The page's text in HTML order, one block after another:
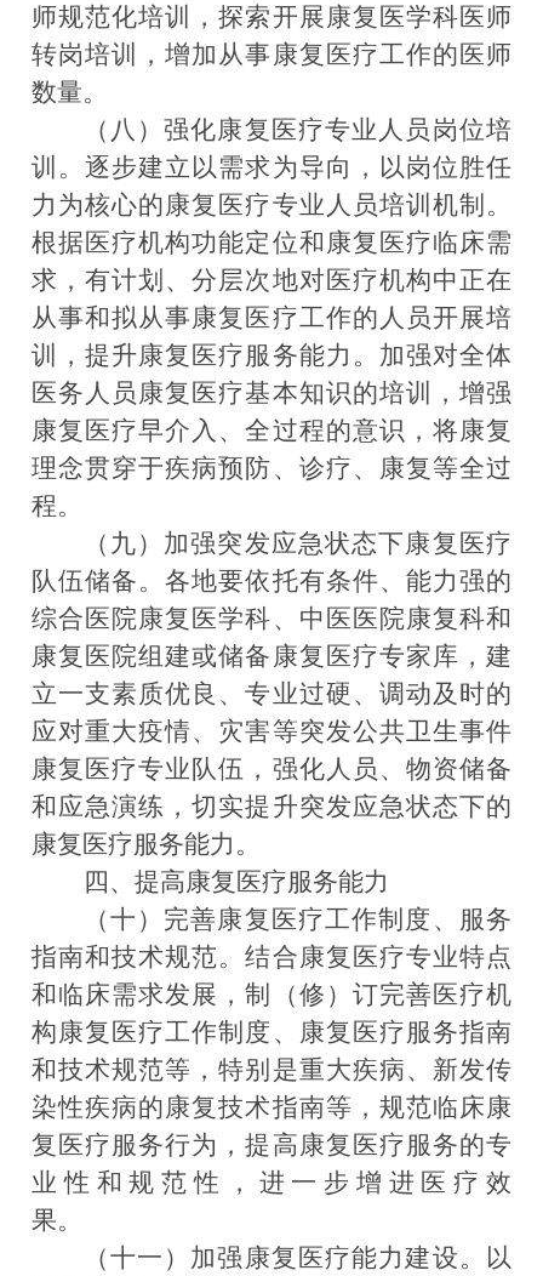
师规范化培训，探索开展康复医学科医师
转岗培训，增加从事康复医疗工作的医师
数量。
（八）强化康复医疗专业人员岗位培
训。逐步建立以需求为导向，以岗位胜任
力为核心的康复医疗专业人员培训机制。
根据医疗机构功能定位和康复医疗临床需
求，有计划、分层次地对医疗机构中正在
从事和拟从事康复医疗工作的人员开展培
训，提升康复医疗服务能力。加强对全体
医务人员康复医疗基本知识的培训，增强
康复医疗早介入、全过程的意识，将康复
理念贯穿于疾病预防、诊疗、康复等全过
程。
（九）加强突发应急状态下康复医疗
队伍储备。各地要依托有条件、能力强的
综合医院康复医学科、中医医院康复科和
康复医院组建或储备康复医疗专家库，建
立一支素质优良、专业过硬、调动及时的
应对重大疫情、灾害等突发公共卫生事件
康复医疗专业队伍，强化人员、物资储备
和应急演练，切实提升突发应急状态下的
康复医疗服务能力。
四、提高康复医疗服务能力
（十）完善康复医疗工作制度、服务
指南和技术规范。结合康复医疗专业特点
和临床需求发展，制（修）订完善医疗机
构康复医疗工作制度、康复医疗服务指南
和技术规范等，特别是重大疾病、新发传
染性疾病的康复技术指南等，规范临床康
复医疗服务行为，提高康复医疗服务的专
业性和规范性，进一步增进医疗效
果。
（十一）加强康复医疗能力建设。
以